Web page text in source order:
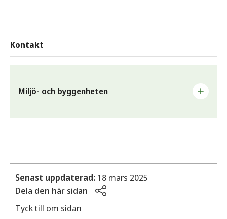
Kontakt
Miljö- och byggenheten
E-post
mbn@sunne.se
0565-168 20
Senast uppdaterad: 18 mars 2025
Dela den här sidan
Tyck till om sidan